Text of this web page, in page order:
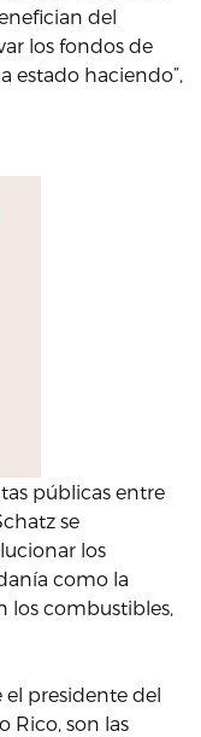
del
los fondos de
estado haciendo”,
públicas entre
se
los
como la
los combustibles,
el presidente del
Rico, son las